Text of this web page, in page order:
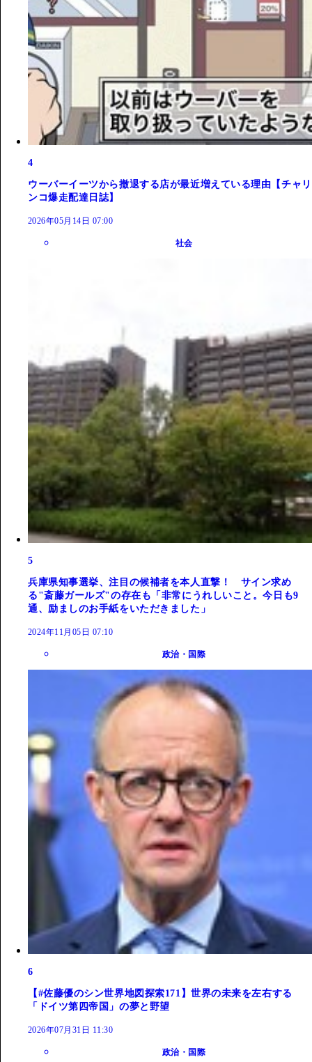
4
ウーバーイーツから撤退する店が最近増えている理由【チャリ
ンコ爆走配達日誌】
2026年05月14日 07:00
社会
5
兵庫県知事選挙、注目の候補者を本人直撃！ サイン求め
る"斎藤ガールズ"の存在も「非常にうれしいこと。今日も9
通、励ましのお手紙をいただきました」
2024年11月05日 07:10
政治・国際
6
【#佐藤優のシン世界地図探索171】世界の未来を左右する
「ドイツ第四帝国」の夢と野望
2026年07月31日 11:30
政治・国際